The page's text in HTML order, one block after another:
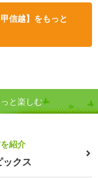
信越】をもっと
と楽しむ
紹介
クス